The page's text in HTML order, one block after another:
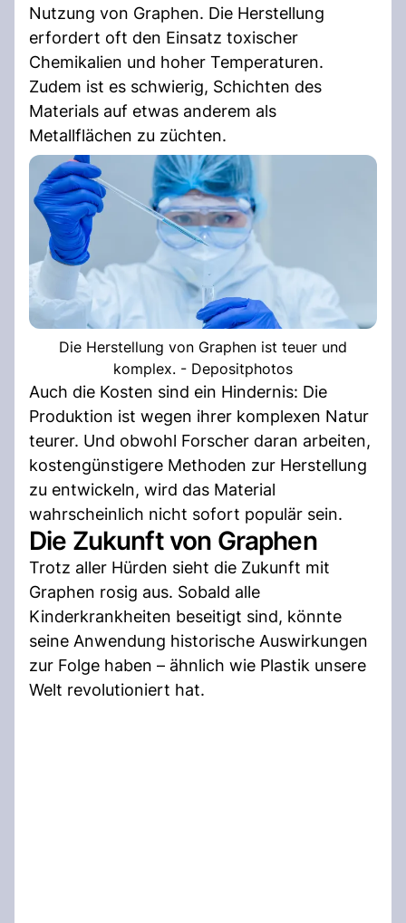
Nutzung von Graphen. Die Herstellung
erfordert oft den Einsatz toxischer
Chemikalien und hoher Temperaturen.
Zudem ist es schwierig, Schichten des
Materials auf etwas anderem als
Metallflächen zu züchten.
Die Herstellung von Graphen ist teuer und
komplex. - Depositphotos
Auch die Kosten sind ein Hindernis: Die
Produktion ist wegen ihrer komplexen Natur
teurer. Und obwohl Forscher daran arbeiten,
kostengünstigere Methoden zur Herstellung
zu entwickeln, wird das Material
wahrscheinlich nicht sofort populär sein.
Die Zukunft von Graphen
Trotz aller Hürden sieht die Zukunft mit
Graphen rosig aus. Sobald alle
Kinderkrankheiten beseitigt sind, könnte
seine Anwendung historische Auswirkungen
zur Folge haben – ähnlich wie Plastik unsere
Welt revolutioniert hat.